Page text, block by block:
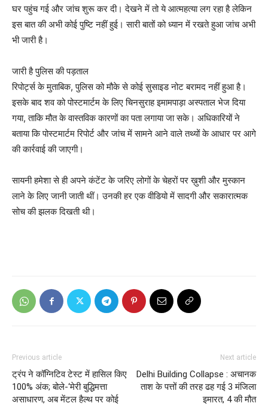
घर पहुंच गई और जांच शुरू कर दी। देखने में तो ये आत्महत्या लग रहा है लेकिन
इस बात की अभी कोई पुष्टि नहीं हुई। सारी बातों को ध्यान में रखते हुआ जांच अभी
भी जारी है।
जारी है पुलिस की पड़ताल
रिपोर्ट्स के मुताबिक, पुलिस को मौके से कोई सुसाइड नोट बरामद नहीं हुआ है।
इसके बाद शव को पोस्टमार्टम के लिए चिनसुराह इमामपाड़ा अस्पताल भेज दिया
गया, ताकि मौत के वास्तविक कारणों का पता लगाया जा सके। अधिकारियों ने
बताया कि पोस्टमार्टम रिपोर्ट और जांच में सामने आने वाले तथ्यों के आधार पर आगे
की कार्रवाई की जाएगी।
सायनी हमेशा से ही अपने कंटेंट के जरिए लोगों के चेहरों पर ख़ुशी और मुस्कान
लाने के लिए जानी जाती थीं। उनकी हर एक वीडियो में सादगी और सकारात्मक
सोच की झलक दिखती थी।
Previous article
ट्रंप ने कॉग्निटिव टेस्ट में हासिल किए
100% अंक; बोले-‘मेरी बुद्धिमत्ता
असाधारण, अब मेंटल हैल्थ पर कोई
Next article
Delhi Building Collapse : अचानक
ताश के पत्तों की तरह ढह गई 3 मंजिला
इमारत, 4 की मौत